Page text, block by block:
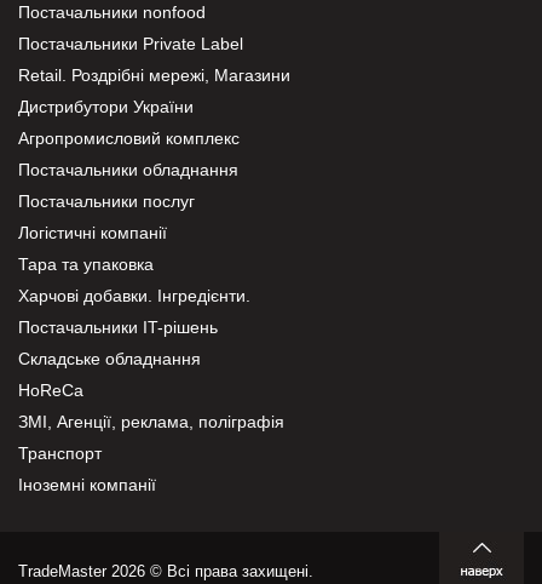
Постачальники nonfood
Постачальники Private Label
Retail. Роздрібні мережі, Магазини
Дистрибутори України
Агропромисловий комплекс
Постачальники обладнання
Постачальники послуг
Логістичні компанії
Тара та упаковка
Харчові добавки. Інгредієнти.
Постачальники IT-рішень
Складське обладнання
HoReCa
ЗМІ, Агенції, реклама, поліграфія
Транспорт
Іноземні компанії
TradeMaster 2026 © Всі права захищені.